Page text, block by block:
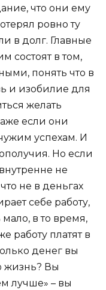
что они ему
ровно ту
в долг. Главные
состоят в том,
понять что в
и изобилие для
желать
если они
успехам. И
Но если
не
не в деньгах
себе работу,
мало, в то время,
работу платят в
денег вы
жизнь? Вы
лучше» – вы